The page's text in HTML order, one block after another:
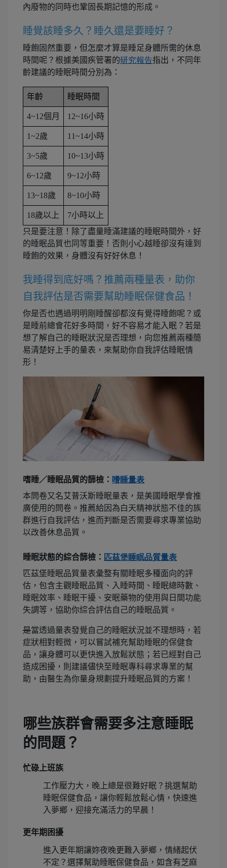
內廢物的同時也鞏固長期記憶的形成。
睡覺該睡多久？睡久還是要睡好？
睡飽固然重要，但怎麼才算是睡足身體所需的休息
時間呢？根據美國疾管署的研究報告指出，不同年
齡建議的睡眠時間分別為：
年齡 睡眠時間
4~12個月 12~16小時
1~2歲 11~14小時
3~5歲 10~13小時
6~12歲 9~12小時
13~18歲 8~10小時
18歲以上
7小時以上
只是要注意！除了盡量睡滿建議的睡眠時間外，好
的睡眠品質也同等重要！否則小心越睡卻沒有達到
睡飽的效果，身體沒有好好休息！
我睡得到底好嗎？推薦兩種量表，助你
自我評估是否需要幫助睡眠保健食品！
你是否也遇過明明剛睡醒卻都沒有覺得睡飽呢？或
是睡前總會花好多時間，好不容易才能入眠？若是
想了解自己的睡眠狀況是否理想，向您推薦兩種簡
易清楚好上手的量表，來幫助你自我評估睡眠情
形！
嗜睡／睡眠品質的篩檢： 嗜睡量表
本問卷又名艾普沃斯睡眠量表，是美國睡眠學會推
廣使用的問卷。推薦給因為白天精神狀態不佳的族
群進行自我評估，進而判斷是否需要尋求專業協助
以改善休息品質。
睡眠狀態的綜合篩檢： 匹茲堡睡眠品質量表
匹茲堡睡眠品質量表彙整有關睡眠多種面向的評
估，包含主觀睡眠品質、入睡時間、睡眠總時數、
睡眠效率、睡眠干擾、安眠藥物的使用與日間功能
失調等，協助你綜合評估自己的睡眠品質。
是當透過量表發覺自己的睡眠狀況並不理想時，若
症狀相對輕微，可以嘗試補充幫助睡眠的保健食
品，讓身體可以更快進入放鬆狀態；若已經對自己
造成困擾，則建議儘快至睡眠專科尋求專業的幫
助，由醫生為你量身規劃提升睡眠品質的方案！
哪些族群會需要多注意睡眠
的問題？
忙碌上班族
工作壓力大，晚上總是很難好眠？挑選幫助
睡眠保健食品，讓你輕鬆放鬆心情，快速進
入夢鄉，迎接充滿活力的早晨！
更年期困擾
進入更年期讓妳夜晚更難入夢鄉，情緒起伏
不定？選擇幫助睡眠保健食品，如含有芝麻